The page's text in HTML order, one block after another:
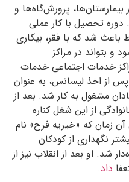
پرورش‌گاه‌ها و
دوره‌ تحصیل با کار عملی
باعث شد که با فقر، بیکاری
و بتواند در مراکز
خدمات اجتماعی خدمات
از اخذ لیسانس، به عنوان
مشغول به کار شد. بعد از
از این شغل کناره
زمان که «خیریه‌ فرح» نام
نگهداری از کودکان
شد. او بعد از انقلاب نیز از
داد.